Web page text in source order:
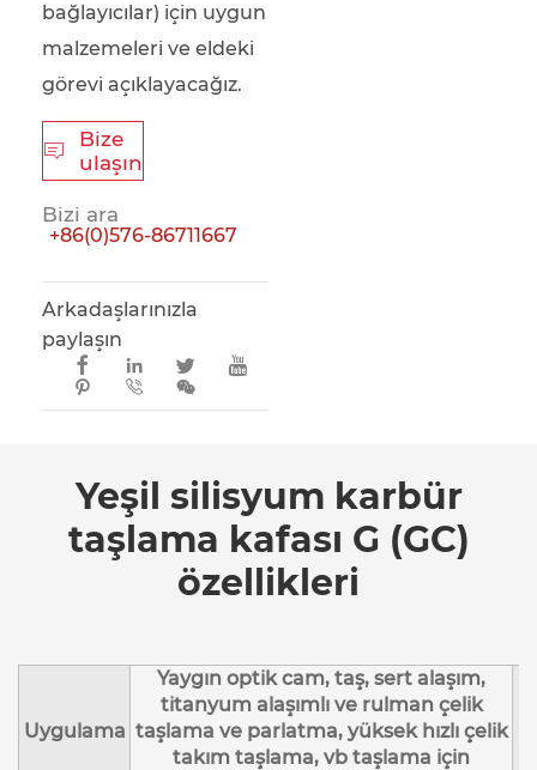
bağlayıcılar) için uygun
malzemeleri ve eldeki
görevi açıklayacağız.

Bize
ulaşın
Bizi ara
+86(0)576-86711667
Arkadaşlarınızla
paylaşın
  


 
Yeşil silisyum karbür
taşlama kafası G (GC)
özellikleri
Uygulama
Yaygın optik cam, taş, sert alaşım,
titanyum alaşımlı ve rulman çelik
taşlama ve parlatma, yüksek hızlı çelik
takım taşlama, vb taşlama için